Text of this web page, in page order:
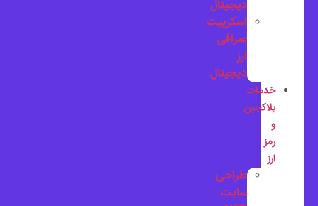
دیجیتال
اسکریپت
صرافی
ارز
دیجیتال
خدمات
بلاکچین
رمز
ارز
طراحی
سایت